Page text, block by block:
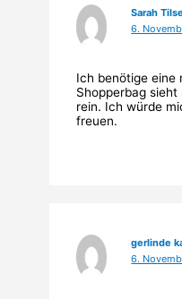
Sarah Tilse
6.
Ich benötige eine
Shopperbag sieht
rein. Ich würde
freuen.
gerlinde
6.